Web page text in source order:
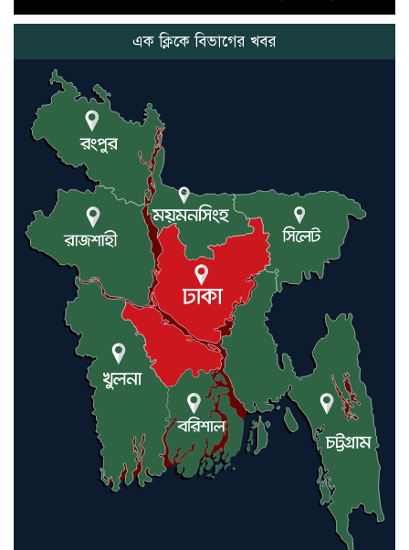
যুক্তরাষ্ট্র ও ইসরায়েল বাদে হরমুজ
প্রণালি সবার জন্য উন্মুক্ত: আরাকচি
এবার চীনের দ্বারস্থ হলেন ডোনাল্ড
ট্রাম্প
ইরানে কঠোর হামলা অব্যাহত রাখতে
ট্রাম্পকে আহ্বান সৌদি আরবের
ইরাকসহ মধ্যপ্রাচ্যে ২৪ হামলা চালাল
ইরানপন্থি গোষ্ঠী
হরমুজ প্রণালী সুরক্ষায় মিত্ররা সাহায্য
না করলে ন্যাটোর ভবিষ্যৎ খারাপ
এক ক্লিকে বিভাগের খবর